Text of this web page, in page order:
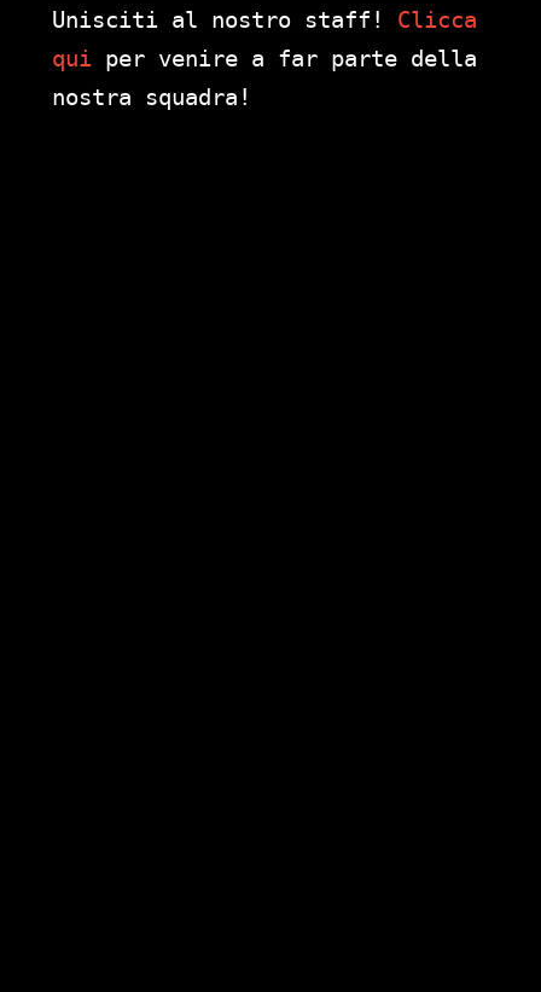
Unisciti al nostro staff! Clicca
qui per venire a far parte della
nostra squadra!